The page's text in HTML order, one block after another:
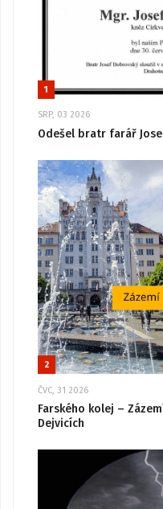
1
SRP, 03 2026
Odešel bratr farář
2
ČVC, 31 2026
Farského kolej –
Dejvicích